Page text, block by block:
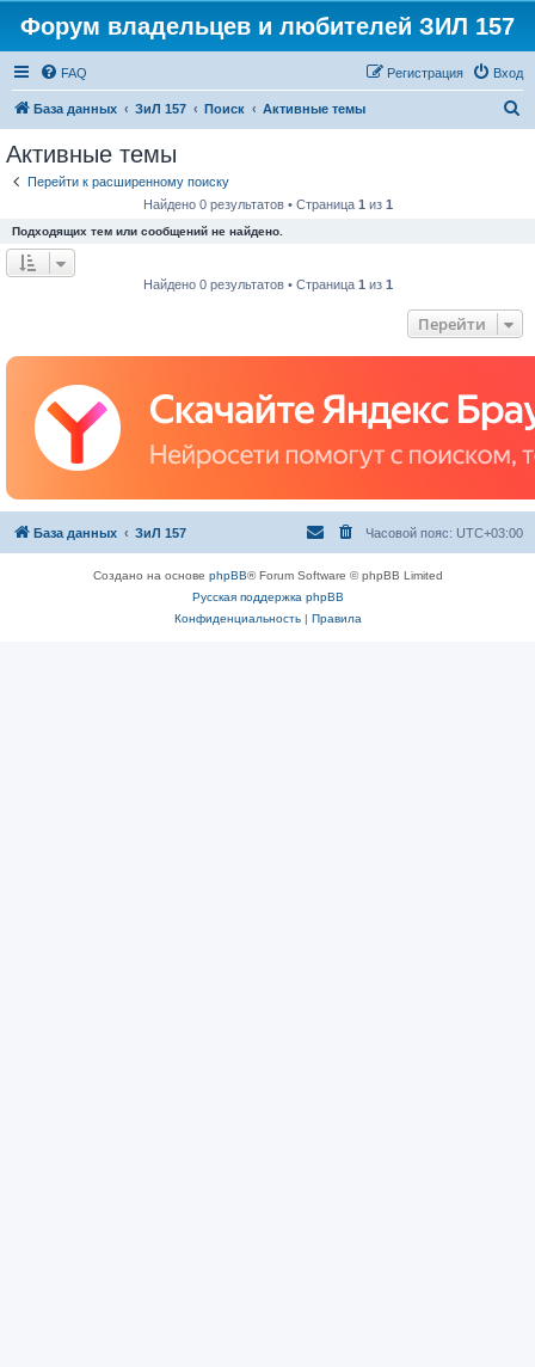
Форум владельцев и любителей ЗИЛ 157
FAQ Вход
Регистрация
База данных ЗиЛ 157 Поиск Активные темы
Активные темы
Перейти к расширенному поиску
Найдено 0 результатов • Страница 1 из 1
Подходящих тем или сообщений не найдено.
Найдено 0 результатов • Страница 1 из 1
Перейти
База данных ЗиЛ 157 Часовой пояс: UTC+03:00
Создано на основе phpBB® Forum Software © phpBB Limited
Русская поддержка phpBB
Конфиденциальность| Правила